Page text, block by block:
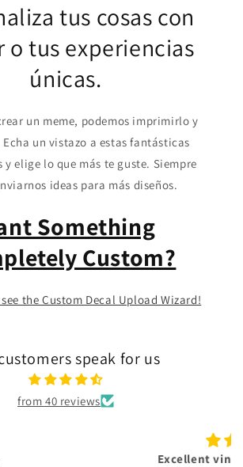
tus cosas con
o tus experiencias
únicas.
un meme, podemos imprimirlo y
un vistazo a estas fantásticas
elige lo que más te guste. Siempre
ideas para más diseños.
Something
Custom?
the Custom Decal Upload Wizard!
speak for us
from 40 reviews
vinyl decals‼️👍🏾🫡🇺🇸